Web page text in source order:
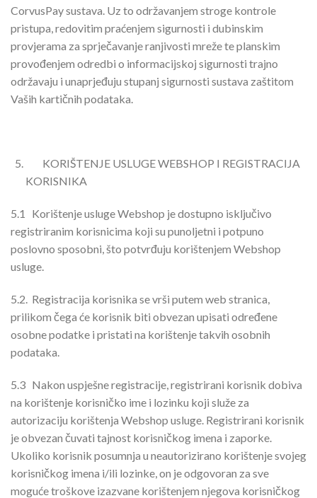
CorvusPay sustava. Uz to održavanjem stroge kontrole
pristupa, redovitim praćenjem sigurnosti i dubinskim
provjerama za sprječavanje ranjivosti mreže te planskim
provođenjem odredbi o informacijskoj sigurnosti trajno
održavaju i unaprjeđuju stupanj sigurnosti sustava zaštitom
Vaših kartičnih podataka.
KORIŠTENJE USLUGE WEBSHOP I REGISTRACIJA
KORISNIKA
5.1 Korištenje usluge Webshop je dostupno isključivo
registriranim korisnicima koji su punoljetni i potpuno
poslovno sposobni, što potvrđuju korištenjem Webshop
usluge.
5.2. Registracija korisnika se vrši putem web stranica,
prilikom čega će korisnik biti obvezan upisati određene
osobne podatke i pristati na korištenje takvih osobnih
podataka.
5.3 Nakon uspješne registracije, registrirani korisnik dobiva
na korištenje korisničko ime i lozinku koji služe za
autorizaciju korištenja Webshop usluge. Registrirani korisnik
je obvezan čuvati tajnost korisničkog imena i zaporke.
Ukoliko korisnik posumnja u neautorizirano korištenje svojeg
korisničkog imena i/ili lozinke, on je odgovoran za sve
moguće troškove izazvane korištenjem njegova korisničkog